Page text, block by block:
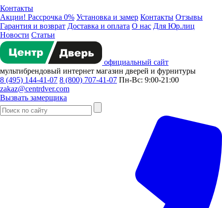
Контакты
Акции! Рассрочка 0% Установка и замер Контакты Отзывы
Гарантия и возврат Доставка и оплата О нас Для Юр.лиц
Новости Статьи
официальный сайт
мультибрендовый интернет магазин дверей и фурнитуры
8 (495) 144-41-07 8 (800) 707-41-07 Пн-Вс: 9:00-21:00
zakaz@centrdver.com
Вызвать замерщика